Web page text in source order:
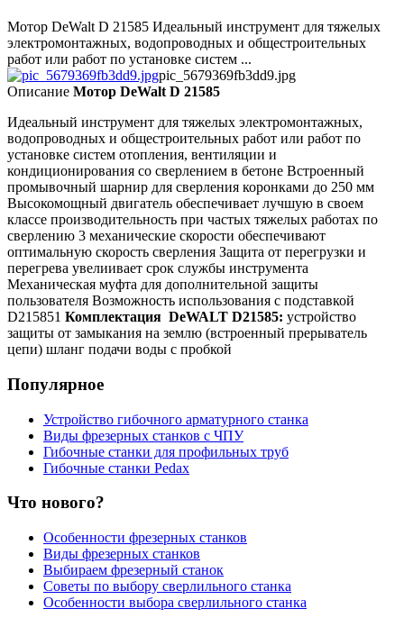
Мотор DeWalt D 21585 Идеальный инструмент для тяжелых
электромонтажных, водопроводных и общестроительных
работ или работ по установке систем ...
pic_5679369fb3dd9.jpg
Описание Мотор DeWalt D 21585
Идеальный инструмент для тяжелых электромонтажных,
водопроводных и общестроительных работ или работ по
установке систем отопления, вентиляции и
кондиционирования со сверлением в бетоне Встроенный
промывочный шарнир для сверления коронками до 250 мм
Высокомощный двигатель обеспечивает лучшую в своем
классе производительность при частых тяжелых работах по
сверлению 3 механические скорости обеспечивают
оптимальную скорость сверления Защита от перегрузки и
перегрева увелиивает срок службы инструмента
Механическая муфта для дополнительной защиты
пользователя Возможность использования с подставкой
D215851 Комплектация DeWALT D21585: устройство
защиты от замыкания на землю (встроенный прерыватель
цепи) шланг подачи воды с пробкой
Популярное
Устройство гибочного арматурного станка
Виды фрезерных станков с ЧПУ
Гибочные станки для профильных труб
Гибочные станки Pedax
Что нового?
Особенности фрезерных станков
Виды фрезерных станков
Выбираем фрезерный станок
Советы по выбору сверлильного станка
Особенности выбора сверлильного станка